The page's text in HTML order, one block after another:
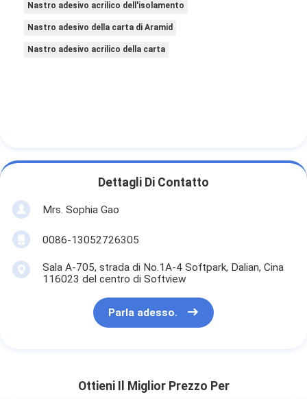
Nastro adesivo acrilico dell'isolamento
Nastro adesivo della carta di Aramid
Nastro adesivo acrilico della carta
Dettagli Di Contatto
Mrs. Sophia Gao
0086-13052726305
Sala A-705, strada di No.1A-4 Softpark, Dalian, Cina
116023 del centro di Softview
Parla adesso.
Ottieni Il Miglior Prezzo Per